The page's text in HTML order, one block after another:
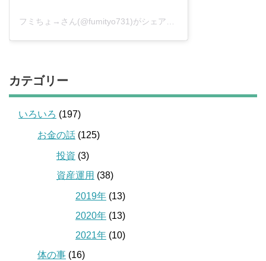
カテゴリー
いろいろ (197)
お金の話 (125)
投資 (3)
資産運用 (38)
2019年 (13)
2020年 (13)
2021年 (10)
体の事 (16)